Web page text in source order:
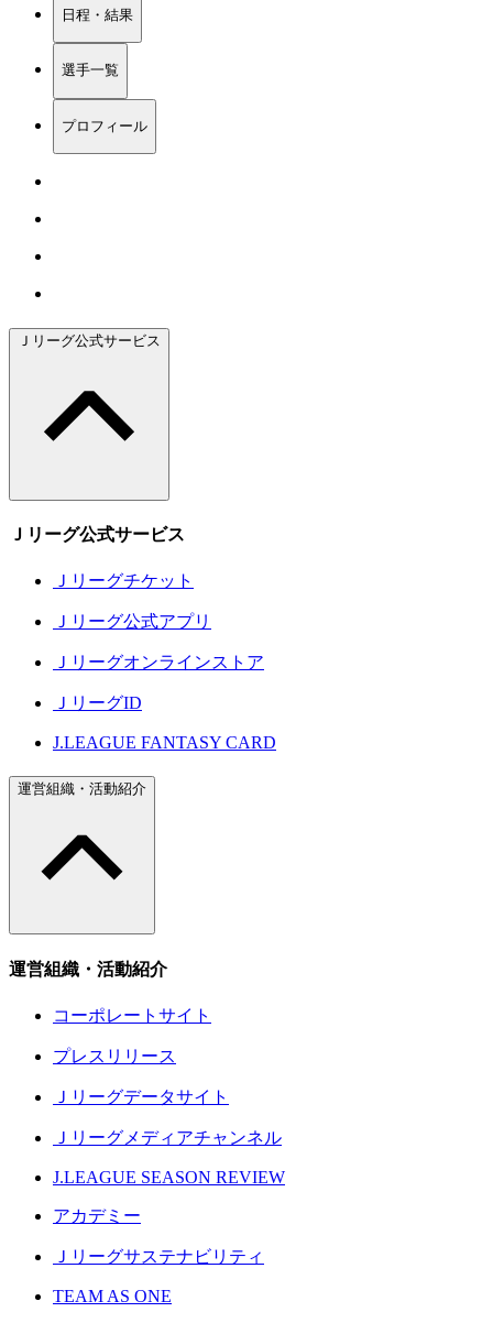
日程・結果
選手一覧
プロフィール
Ｊリーグ公式サービス
Ｊリーグ公式サービス
Ｊリーグチケット
Ｊリーグ公式アプリ
Ｊリーグオンラインストア
ＪリーグID
J.LEAGUE FANTASY CARD
運営組織・活動紹介
運営組織・活動紹介
コーポレートサイト
プレスリリース
Ｊリーグデータサイト
Ｊリーグメディアチャンネル
J.LEAGUE SEASON REVIEW
アカデミー
Ｊリーグサステナビリティ
TEAM AS ONE